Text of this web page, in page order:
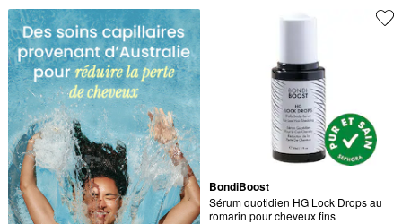
BondiBoost
Sérum quotidien HG Lock Drops au
romarin pour cheveux fins